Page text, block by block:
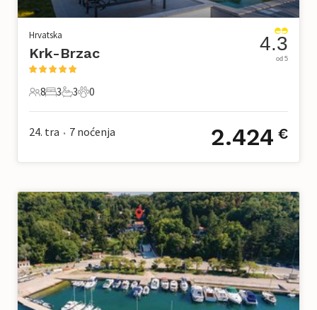
Hrvatska
Krk-Brzac
8 Gosti
8
3 Spavaće sobe
3
3 Kupaonice
3
0 Kućni ljubimac
0
4.3
od 5
24. tra • 7 noćenja 2.424 €